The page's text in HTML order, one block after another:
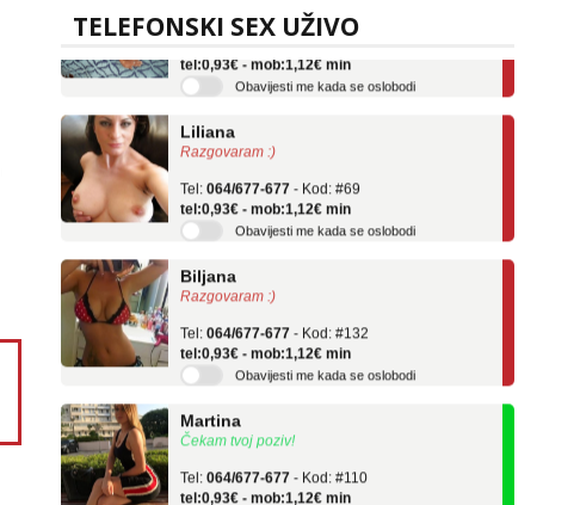
TELEFONSKI SEX UŽIVO
Tel:064/677-677 - Kod: #136
Obavijesti me kada se oslobodi
Razgovaram :)
tel:0,93€ - mob:1,12€ min
Obavijesti me kada se oslobodi
Razgovaram :)
tel:0,93€ - mob:1,12€ min
Obavijesti me kada se oslobodi
Čekam tvoj poziv!
tel:0,93€ - mob:1,12€ min